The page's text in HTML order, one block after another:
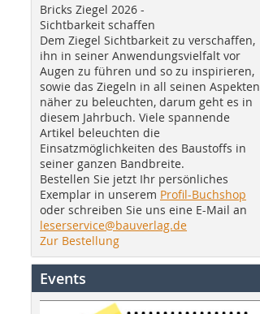
Bricks Ziegel 2026 -
Sichtbarkeit schaffen
Dem Ziegel Sichtbarkeit zu verschaffen,
ihn in seiner Anwendungsvielfalt vor
Augen zu führen und so zu inspirieren,
sowie das Ziegeln in all seinen Aspekten
näher zu beleuchten, darum geht es in
diesem Jahrbuch. Viele spannende
Artikel beleuchten die
Einsatzmöglichkeiten des Baustoffs in
seiner ganzen Bandbreite.
Bestellen Sie jetzt Ihr persönliches
Exemplar in unserem Profil-Buchshop
oder schreiben Sie uns eine E-Mail an
leserservice@bauverlag.de
Zur Bestellung
Events